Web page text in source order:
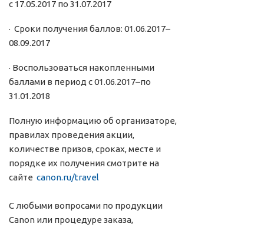
с 17.05.2017 по 31.07.2017
· Сроки получения баллов: 01.06.2017–
08.09.2017
· Воспользоваться накопленными
баллами в период с 01.06.2017–по
31.01.2018
Полную информацию об организаторе,
правилах проведения акции,
количестве призов, сроках, месте и
порядке их получения смотрите на
сайте canon.ru/travel
С любыми вопросами по продукции
Canon или процедуре заказа,